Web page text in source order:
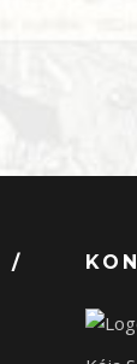
/